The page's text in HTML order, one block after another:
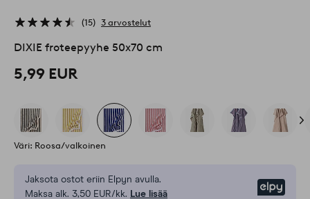
15 3 arvostelut
DIXIE froteepyyhe 50x70 cm
5,99 EUR
Väri: Roosa/valkoinen
Jaksota ostot eriin Elpyn avulla.
Maksa alk. 3,50 EUR/kk. Lue lisää